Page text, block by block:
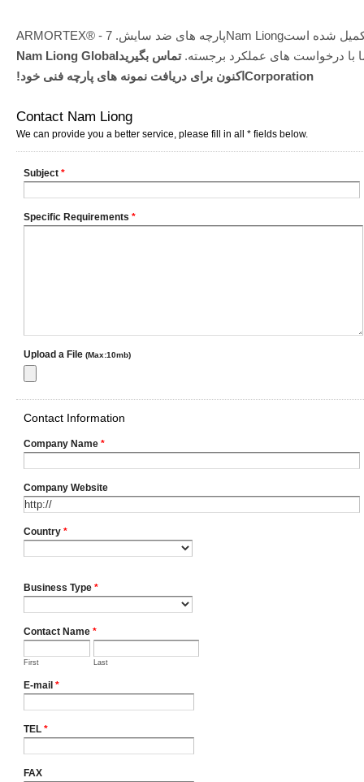
نتایج بازرسی ها یا آزمایشات SGS برای تکمیل شده استNam Liongپارچه های ضد سایش. ARMORTEX® - 7
با درخواست های عملکرد برجسته.
تماس بگیریدNam Liong Global
Corporationاکنون برای دریافت نمونه های پارچه فنی خود!